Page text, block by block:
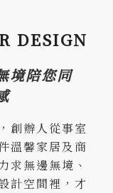
DESIGN
境陪您同
創辦人從事室
溫馨家居及商
求無邊無境、
計空間裡，才